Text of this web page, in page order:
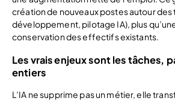
création de nouveaux postes autour
développement, pilotage IA), plus
conservation des effectifs existants.
Les vrais enjeux sont les tâches,
entiers
L’IA ne supprime pas un métier, elle